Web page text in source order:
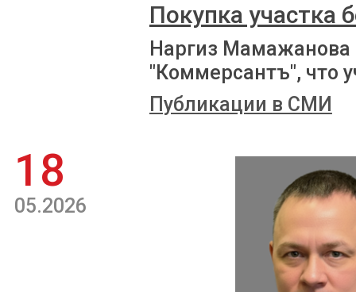
Покупка участка
Наргиз Мамажанова
"Коммерсантъ", что
Публикации в СМИ
18
05.2026